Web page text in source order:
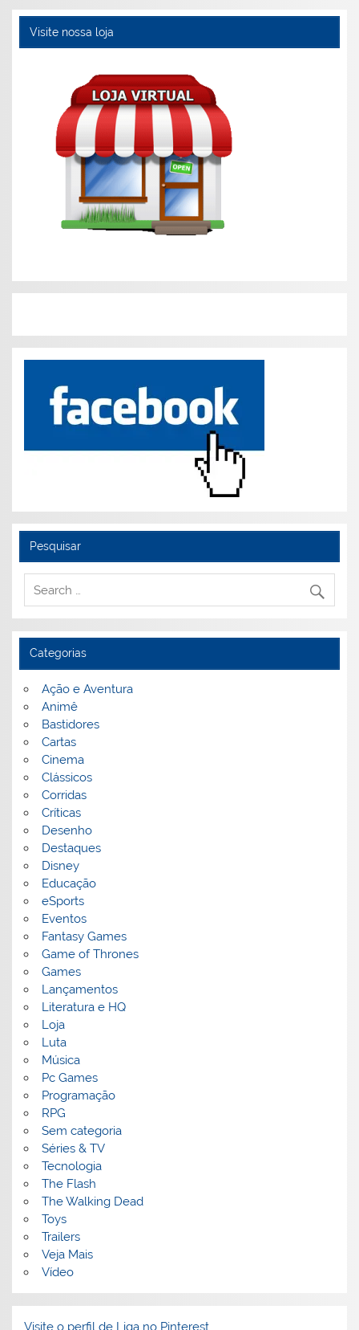
Visite nossa loja
Pesquisar
Categorias
Ação e Aventura
Animê
Bastidores
Cartas
Cinema
Clássicos
Corridas
Críticas
Desenho
Destaques
Disney
Educação
eSports
Eventos
Fantasy Games
Game of Thrones
Games
Lançamentos
Literatura e HQ
Loja
Luta
Música
Pc Games
Programação
RPG
Sem categoria
Séries & TV
Tecnologia
The Flash
The Walking Dead
Toys
Trailers
Veja Mais
Vídeo
Visite o perfil de Liga no Pinterest.